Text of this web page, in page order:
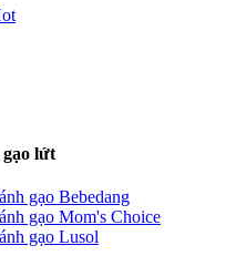
lứt
gạo Bebedang
gạo Mom's Choice
gạo Lusol